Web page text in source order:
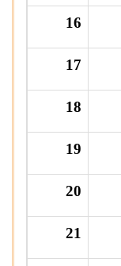
16
17
18
19
20
21